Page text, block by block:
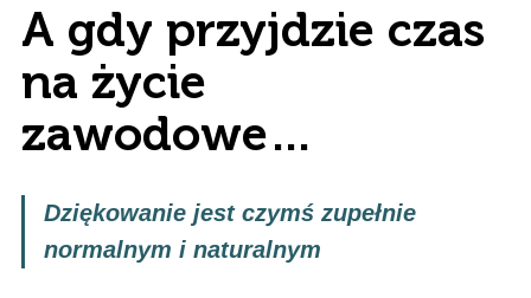
A gdy przyjdzie czas
na życie
zawodowe…
Dziękowanie jest czymś zupełnie
normalnym i naturalnym